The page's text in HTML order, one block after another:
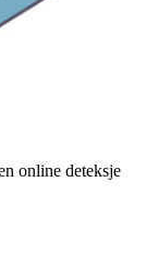
online deteksje